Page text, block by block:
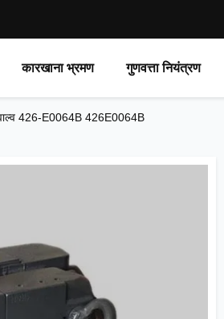
कारखाना भ्रमण गुणवत्ता नियंत्रण
426-E0064B 426E0064B